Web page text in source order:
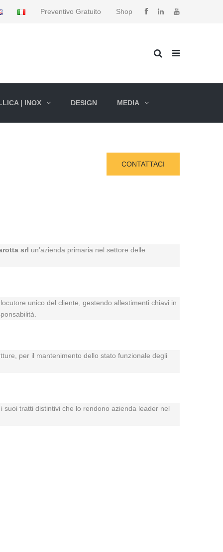
Preventivo Gratuito Shop
| INOX DESIGN MEDIA
CONTATTACI
srl un’azienda primaria nel settore delle
unico del cliente, gestendo allestimenti chiavi in
per il mantenimento dello stato funzionale degli
tratti distintivi che lo rendono azienda leader nel